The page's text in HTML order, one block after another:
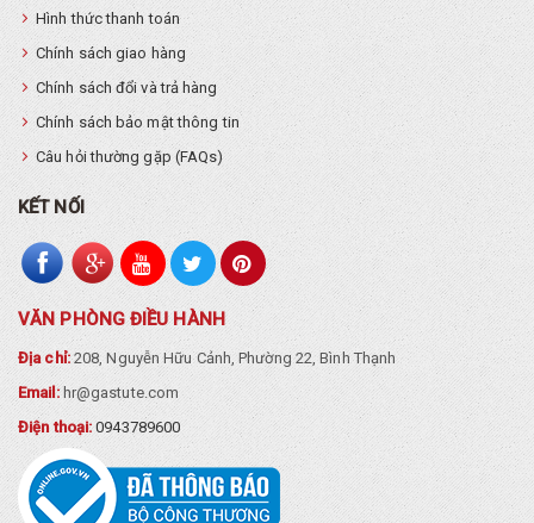
Hình thức thanh toán
Chính sách giao hàng
Chính sách đổi và trả hàng
Chính sách bảo mật thông tin
Câu hỏi thường gặp (FAQs)
KẾT NỐI
VĂN PHÒNG ĐIỀU HÀNH
Địa chỉ:208, Nguyễn Hữu Cảnh, Phường 22, Bình Thạnh
Email:hr@gastute.com
Điện thoại:0943789600